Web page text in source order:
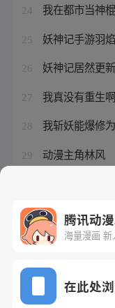
24 我在都市当神
25 妖神记手游羽
26 妖神记居然更
27 我真没有重生
28 我斩妖能爆修为
29 动漫主角林风
腾讯动
海量漫画
在此处
网站备